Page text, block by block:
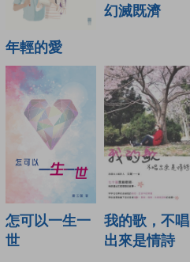
年輕的愛
幻滅既濟
怎可以一生一
世
我的歌，不唱
出來是情詩